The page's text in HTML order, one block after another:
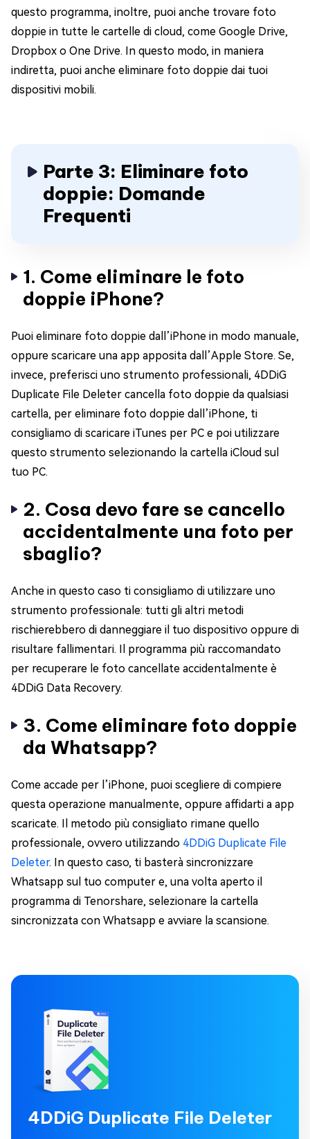
questo programma, inoltre, puoi anche trovare foto
doppie in tutte le cartelle di cloud, come Google Drive,
Dropbox o One Drive. In questo modo, in maniera
indiretta, puoi anche eliminare foto doppie dai tuoi
dispositivi mobili.
Parte 3: Eliminare foto
doppie: Domande
Frequenti
1. Come eliminare le foto
doppie iPhone?
Puoi eliminare foto doppie dall’iPhone in modo manuale,
oppure scaricare una app apposita dall’Apple Store. Se,
invece, preferisci uno strumento professionali, 4DDiG
Duplicate File Deleter cancella foto doppie da qualsiasi
cartella, per eliminare foto doppie dall’iPhone, ti
consigliamo di scaricare iTunes per PC e poi utilizzare
questo strumento selezionando la cartella iCloud sul
tuo PC.
2. Cosa devo fare se cancello
accidentalmente una foto per
sbaglio?
Anche in questo caso ti consigliamo di utilizzare uno
strumento professionale: tutti gli altri metodi
rischierebbero di danneggiare il tuo dispositivo oppure di
risultare fallimentari. Il programma più raccomandato
per recuperare le foto cancellate accidentalmente è
4DDiG Data Recovery.
3. Come eliminare foto doppie
da Whatsapp?
Come accade per l’iPhone, puoi scegliere di compiere
questa operazione manualmente, oppure affidarti a app
scaricate. Il metodo più consigliato rimane quello
professionale, ovvero utilizzando 4DDiG Duplicate File
Deleter. In questo caso, ti basterà sincronizzare
Whatsapp sul tuo computer e, una volta aperto il
programma di Tenorshare, selezionare la cartella
sincronizzata con Whatsapp e avviare la scansione.
4DDiG Duplicate File Deleter